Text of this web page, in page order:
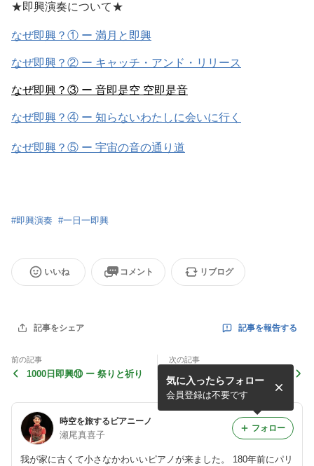
★即興演奏について★
なぜ即興？① ー 満月と即興
なぜ即興？② ー キャッチ・アンド・リリース
なぜ即興？③ ー 音即是空 空即是音
なぜ即興？④ ー 知らないわたしに会いに行く
なぜ即興？⑤ ー 宇宙の音の通り道
#即興演奏 #一日一即興
いいね コメント リブログ
記事をシェア 記事を報告する
前の記事
1000日即興⑩ ー 祭りと祈り
次の記事
1000日即興⑧ ー 刹那に立ち
会う
時空を旅するピアニーノ
瀬尾真喜子
我が家に古くて小さなかわいいピアノが来ました。 180年前にパリ
気に入ったらフォロー
会員登録は不要です
フォロー